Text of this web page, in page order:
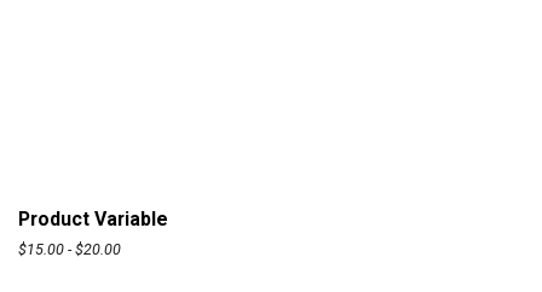
Product Variable
$15.00 - $20.00